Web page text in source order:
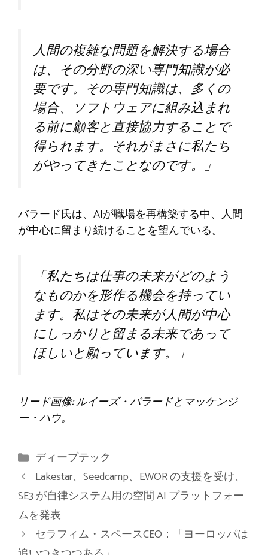
人間の複雑な問題を解決する場合
は、その分野の深い専門知識が必
要です。その専門知識は、多くの
場合、ソフトウェアに組み込まれ
る前に顧客と直接協力することで
得られます。それがまさに私たち
がやってきたことなのです。」
バラード氏は、AIが職場を再構築する中、人間
が中心に留まり続けることを望んでいる。
「私たちは仕事の未来がどのよう
なものかを形作る機会を持ってい
ます。私はその未来が人間が中心
にしっかりと留まる未来であって
ほしいと願っています。」
リード画像: ルイーズ・バラードとマッケンジ
ー・ハウ。
カ
テ
ゴ
リ
ー
ディープテック
Lakestar、Seedcamp、EWOR の支援を受け、
SE3 が自律システム用の空間 AI プラットフォー
ムを発表
セラフィム・スペースCEO：「ヨーロッパは